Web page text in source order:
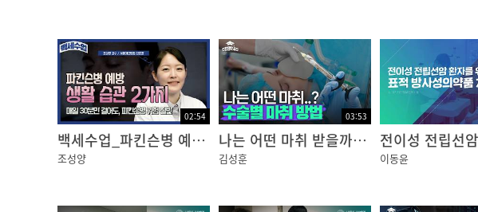
02:54
백세수업_파킨슨병 예방 생활습관_신경과 조성양
조성양
03:53
나는 어떤 마취 받을까? 수술별 마취 종류 총 정리!｜건강잡학사전
김성훈 이동윤